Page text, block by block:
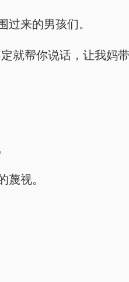
来的男孩们。
就帮你说话，让我妈
蔑视。